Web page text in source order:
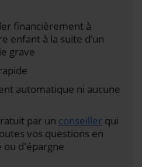
financièrement à
enfant à la suite d’un
grave
automatique ni aucune
par un conseiller qui
vos questions en
ou d'épargne